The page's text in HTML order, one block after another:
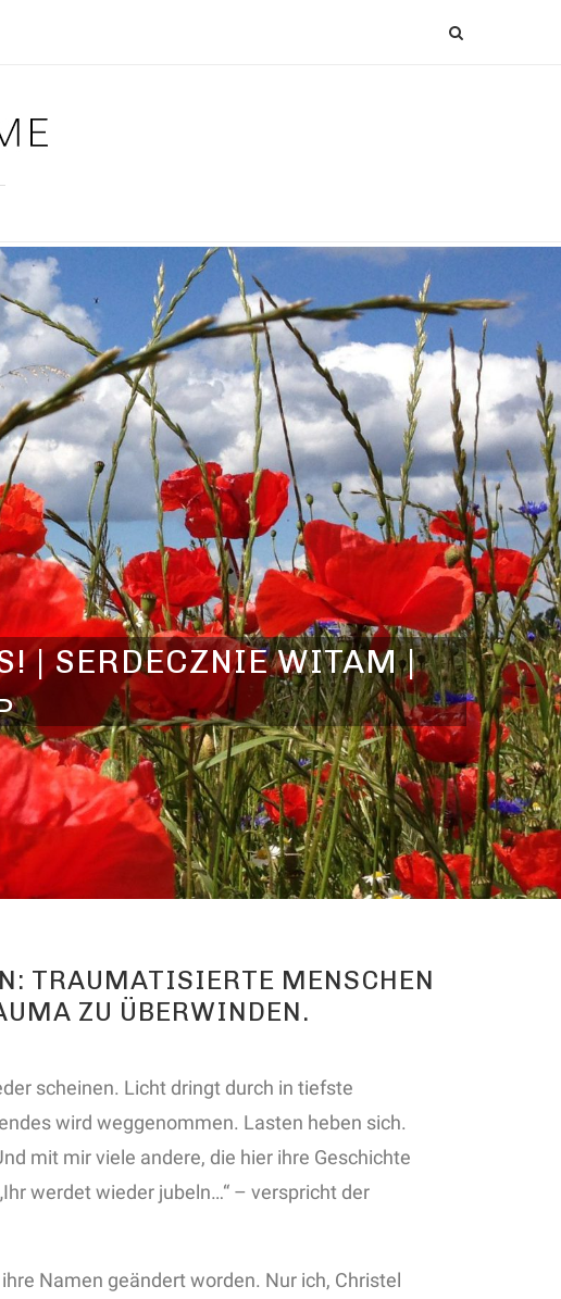
| SERDECZNIE WITAM |
TRAUMATISIERTE MENSCHEN
ZU ÜBERWINDEN.
scheinen. Licht dringt durch in tiefste
wird weggenommen. Lasten heben sich.
mit mir viele andere, die hier ihre Geschichte
werdet wieder jubeln…“ – verspricht der
Namen geändert worden. Nur ich, Christel